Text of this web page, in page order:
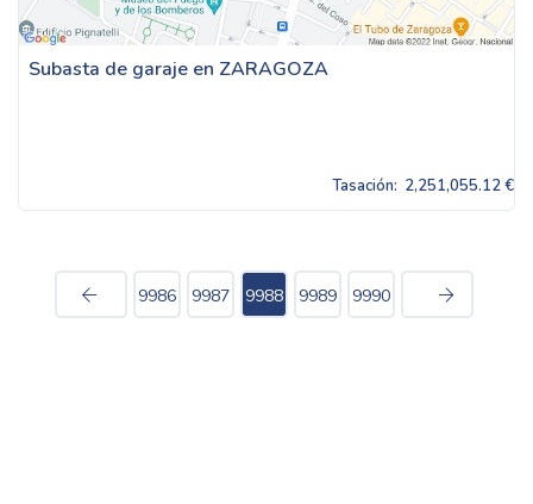
Subasta de garaje en ZARAGOZA
Tasación: 2,251,055.12 €
9986 9987 9988 9989 9990